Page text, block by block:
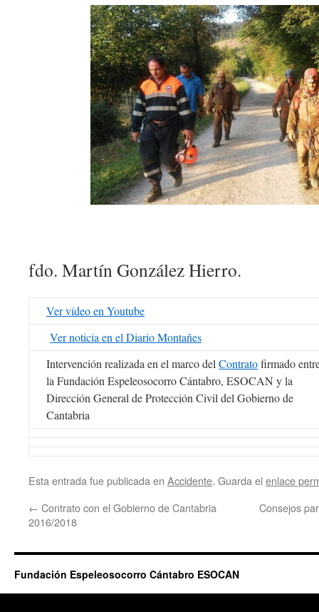
fdo. Martín González Hierro.
Ver vídeo en Youtube
Ver noticia en el Diario Montañes
Intervención realizada en el marco del Contratofirmado
la Fundación Espeleosocorro Cántabro, ESOCAN y la
Dirección General de Protección Civil del Gobierno de
Cantabria
Esta entrada fue publicada en Accidente. Guarda el enlace
← Contrato con el Gobierno de Cantabria
2016/2018
Consejos
Fundación Espeleosocorro Cántabro ESOCAN